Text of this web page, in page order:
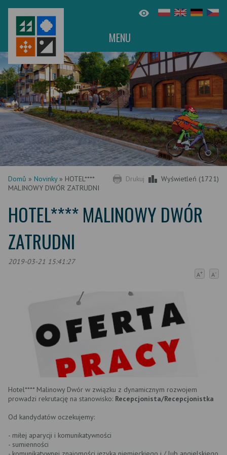
MENU
Drukuj Wyświetleń (1721)
Domů » Novinky» HOTEL****
MALINOWY DWÓR ZATRUDNI
HOTEL**** MALINOWY DWÓR
ZATRUDNI
2019-03-21 15:41:27
A+ A-
Hotel**** Malinowy Dwór w związku z dynamicznym rozwojem
prowadzi rekrutację na stanowisko: Recepcjonista/Recepcjonistka
Od kandydatów oczekujemy:
- miłej aparycji i komunikatywności
- sumienności